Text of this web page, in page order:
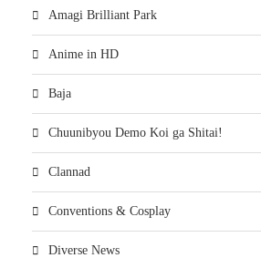
Amagi Brilliant Park
Anime in HD
Baja
Chuunibyou Demo Koi ga Shitai!
Clannad
Conventions & Cosplay
Diverse News